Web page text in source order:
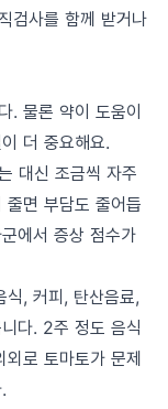
검사를 함께 받거나
. 물론 약이 도움이
더 중요해요.
대신 조금씩 자주
줄면 부담도 줄어듭
에서 증상 점수가
식, 커피, 탄산음료,
다. 2주 정도 음식
로 토마토가 문제